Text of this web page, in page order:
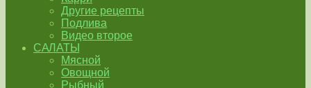
Другие рецепты
Подлива
Видео второе
САЛАТЫ
Мясной
Овощной
Рыбный